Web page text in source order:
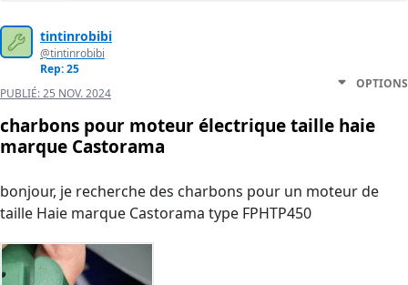
tintinrobibi
@tintinrobibi
Rep: 25
PUBLIÉ:25 NOV. 2024
OPTIONS
charbons pour moteur électrique taille haie
marque Castorama
bonjour, je recherche des charbons pour un moteur de
taille Haie marque Castorama type FPHTP450